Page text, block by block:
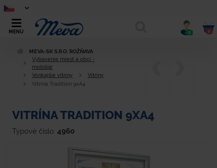
MENU 0 0
MEVA-SK S.R.O. ROŽŇAVA
Vybavenie miest a obcí -
mobiliár
Vonkajšie vitríny
Vitríny
Vitrína Tradition 9xA4
VITRÍNA TRADITION 9XA4
Typové číslo: 4960